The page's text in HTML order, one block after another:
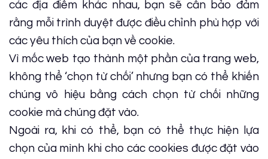
các địa điểm khác nhau, bạn sẽ cần bảo đảm
rằng mỗi trình duyệt được điều chỉnh phù hợp với
các yêu thích của bạn về cookie.
Vì mốc web tạo thành một phần của trang web,
không thể ‘chọn từ chối’ nhưng bạn có thể khiến
chúng vô hiệu bằng cách chọn từ chối những
cookie mà chúng đặt vào.
Ngoài ra, khi có thể, bạn có thể thực hiện lựa
chọn của mình khi cho các cookies được đặt vào